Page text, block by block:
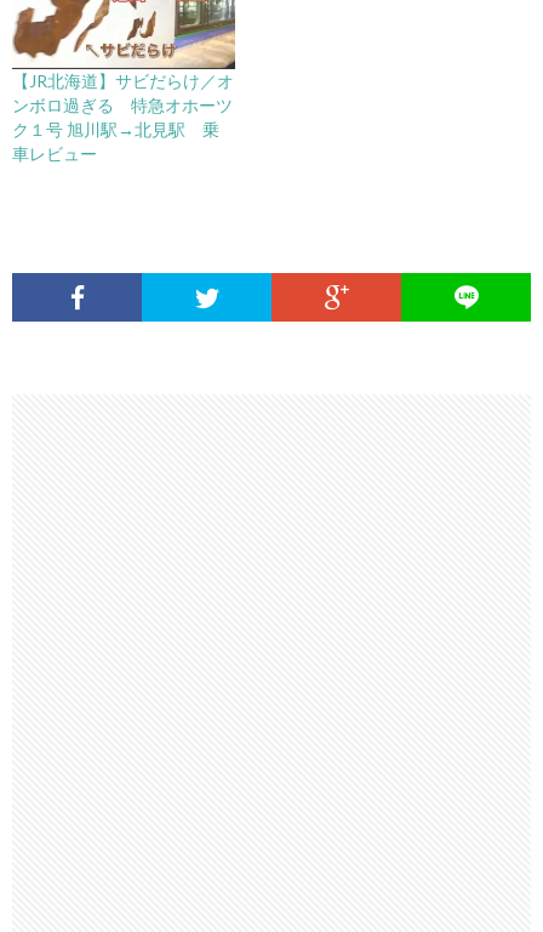
【JR北海道】サビだらけ／オ
ンボロ過ぎる 特急オホーツ
ク１号 旭川駅→北見駅 乗
車レビュー